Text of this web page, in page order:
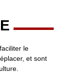
le
et sont